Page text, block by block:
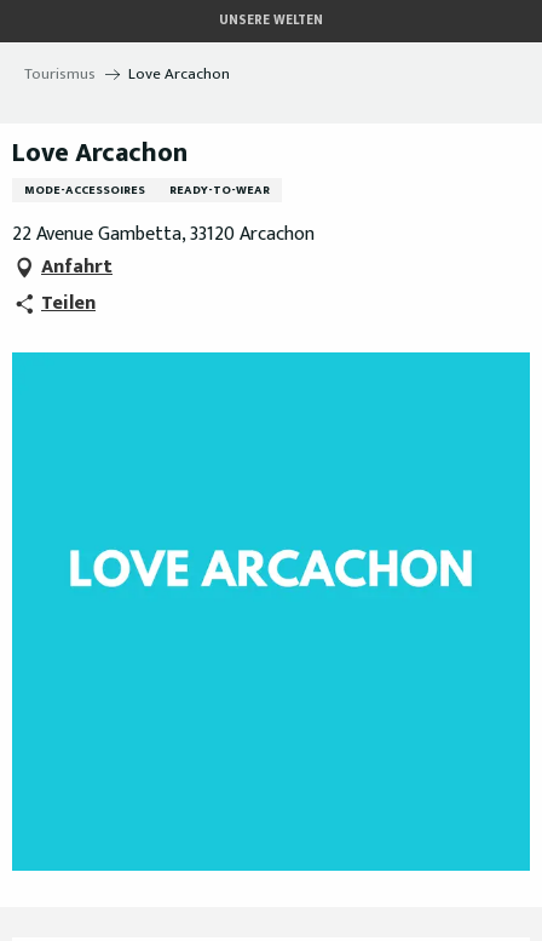
au
contenu
UNSERE WELTEN
Tourismus Love Arcachon
Love Arcachon
MODE-ACCESSOIRES READY-TO-WEAR
22 Avenue Gambetta, 33120 Arcachon
Anfahrt
Teilen